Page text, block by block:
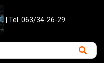
| Tel. 063/34-26-29